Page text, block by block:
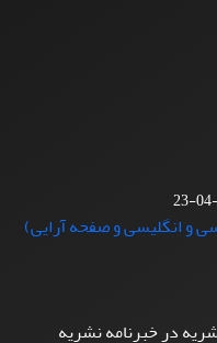
و انگلیسی و صفحه آرایی)
در خبرنامه نشریه